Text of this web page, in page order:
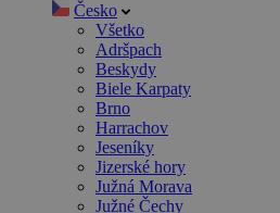
Česko
Všetko
Adršpach
Beskydy
Biele Karpaty
Brno
Harrachov
Jeseníky
Jizerské hory
Južná Morava
Južné Čechy